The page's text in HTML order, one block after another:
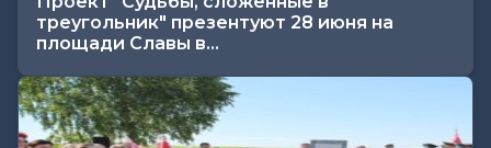
треугольник" презентуют 28 июня на
площади Славы в...